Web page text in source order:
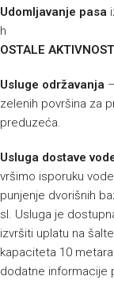
Udomljavanje pasa
h
OSTALE
Usluge održavanja
zelenih površina za
preduzeća.
Usluga dostave
vršimo isporuku
punjenje dvorišnih
sl. Usluga je
izvršiti uplatu na
kapaciteta 10
dodatne informacije